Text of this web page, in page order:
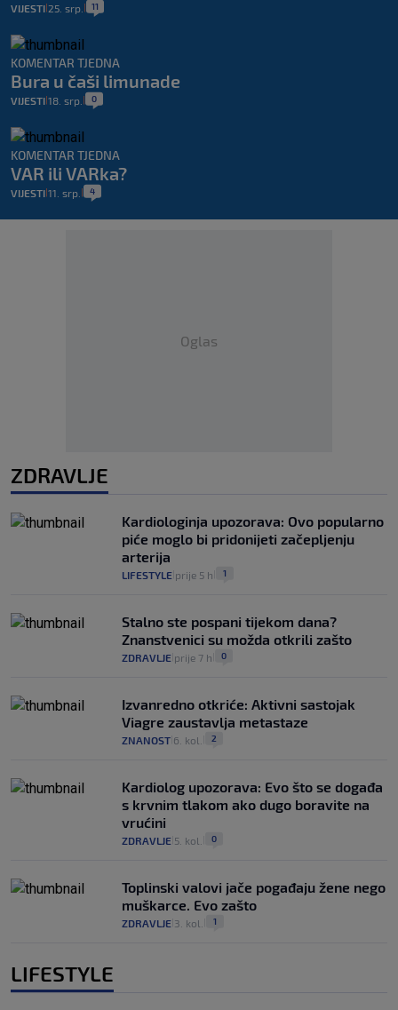
VIJESTI 25. srp. 11
KOMENTAR TJEDNA
Bura u čaši limunade
VIJESTI 18. srp. 0
KOMENTAR TJEDNA
VAR ili VARka?
VIJESTI 11. srp. 4
Oglas
ZDRAVLJE
Kardiologinja upozorava: Ovo popularno
piće moglo bi pridonijeti začepljenju
arterija
LIFESTYLE prije 5 h 1
Stalno ste pospani tijekom dana?
Znanstvenici su možda otkrili zašto
ZDRAVLJE prije 7 h 0
Izvanredno otkriće: Aktivni sastojak
Viagre zaustavlja metastaze
ZNANOST 6. kol. 2
Kardiolog upozorava: Evo što se događa
s krvnim tlakom ako dugo boravite na
vrućini
ZDRAVLJE 5. kol. 0
Toplinski valovi jače pogađaju žene nego
muškarce. Evo zašto
ZDRAVLJE 3. kol. 1
LIFESTYLE